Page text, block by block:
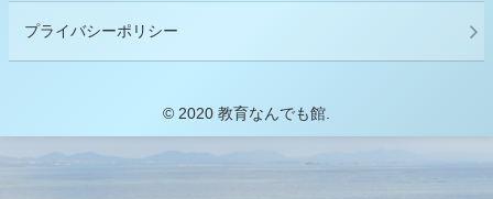
プライバシーポリシー
© 2020 教育なんでも館.